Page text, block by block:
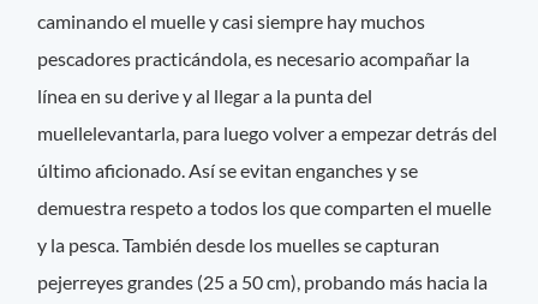
caminando el muelle y casi siempre hay muchos
pescadores practicándola, es necesario acompañar la
línea en su derive y al llegar a la punta del
muellelevantarla, para luego volver a empezar detrás del
último aficionado. Así se evitan enganches y se
demuestra respeto a todos los que comparten el muelle
y la pesca. También desde los muelles se capturan
pejerreyes grandes (25 a 50 cm), probando más hacia la